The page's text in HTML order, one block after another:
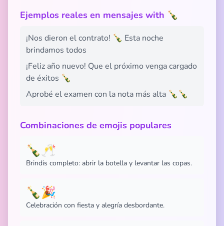
Ejemplos reales en mensajes with 🍾
¡Nos dieron el contrato! 🍾 Esta noche
brindamos todos
¡Feliz año nuevo! Que el próximo venga cargado
de éxitos 🍾
Aprobé el examen con la nota más alta 🍾🍾
Combinaciones de emojis populares
🍾🥂
Brindis completo: abrir la botella y levantar las copas.
🍾🎉
Celebración con fiesta y alegría desbordante.